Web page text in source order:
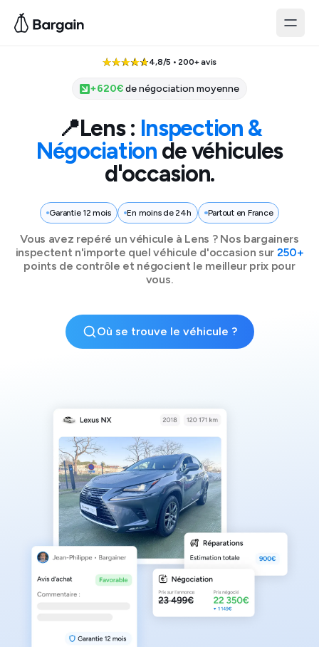
4,8/5 • 200+ avis
+620€de négociation moyenne
📍Lens: Inspection &
Négociation de véhicules
d'occasion.
Garantie 12 mois En moins de 24h Partout en France
Vous avez repéré un véhicule à Lens ? Nos bargainers
inspectent n'importe quel véhicule d'occasion sur 250+
points de contrôle et négocient le meilleur prix pour
vous.
Où se trouve le véhicule ?